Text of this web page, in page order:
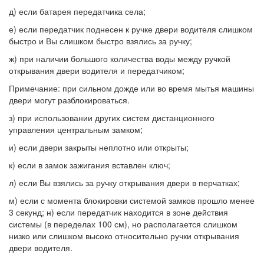
д) если батарея передатчика села;
е) если передатчик поднесен к ручке двери водителя слишком
быстро и Вы слишком быстро взялись за ручку;
ж) при наличии большого количества воды между ручкой
открывания двери водителя и передатчиком;
Примечание: при сильном дожде или во время мытья машины
двери могут разблокироваться.
з) при использовании других систем дистанционного
управления центральным замком;
и) если двери закрыты неплотно или открыты;
к) если в замок зажигания вставлен ключ;
л) если Вы взялись за ручку открывания двери в перчатках;
м) если с момента блокировки системой замков прошло менее
3 секунд; н) если передатчик находится в зоне действия
системы (в переделах 100 см), но располагается слишком
низко или слишком высоко относительно ручки открывания
двери водителя.